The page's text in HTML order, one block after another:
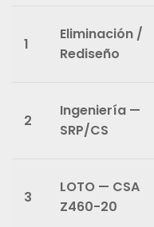
1
Eliminación /
Rediseño
2
Ingeniería —
SRP/CS
3
LOTO — CSA
Z460-20